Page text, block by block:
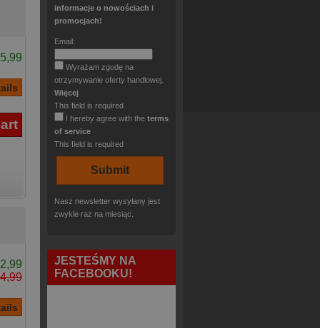
informacje o nowościach i
promocjach!
Email:
Wyrażam zgodę na
otrzymywanie oferty handlowej.
Więcej
This field is required
I hereby agree with the terms
of service
This field is required
Nasz newsletter wysyłany jest
zwykle raz na miesiąc.
JESTEŚMY NA
FACEBOOKU!